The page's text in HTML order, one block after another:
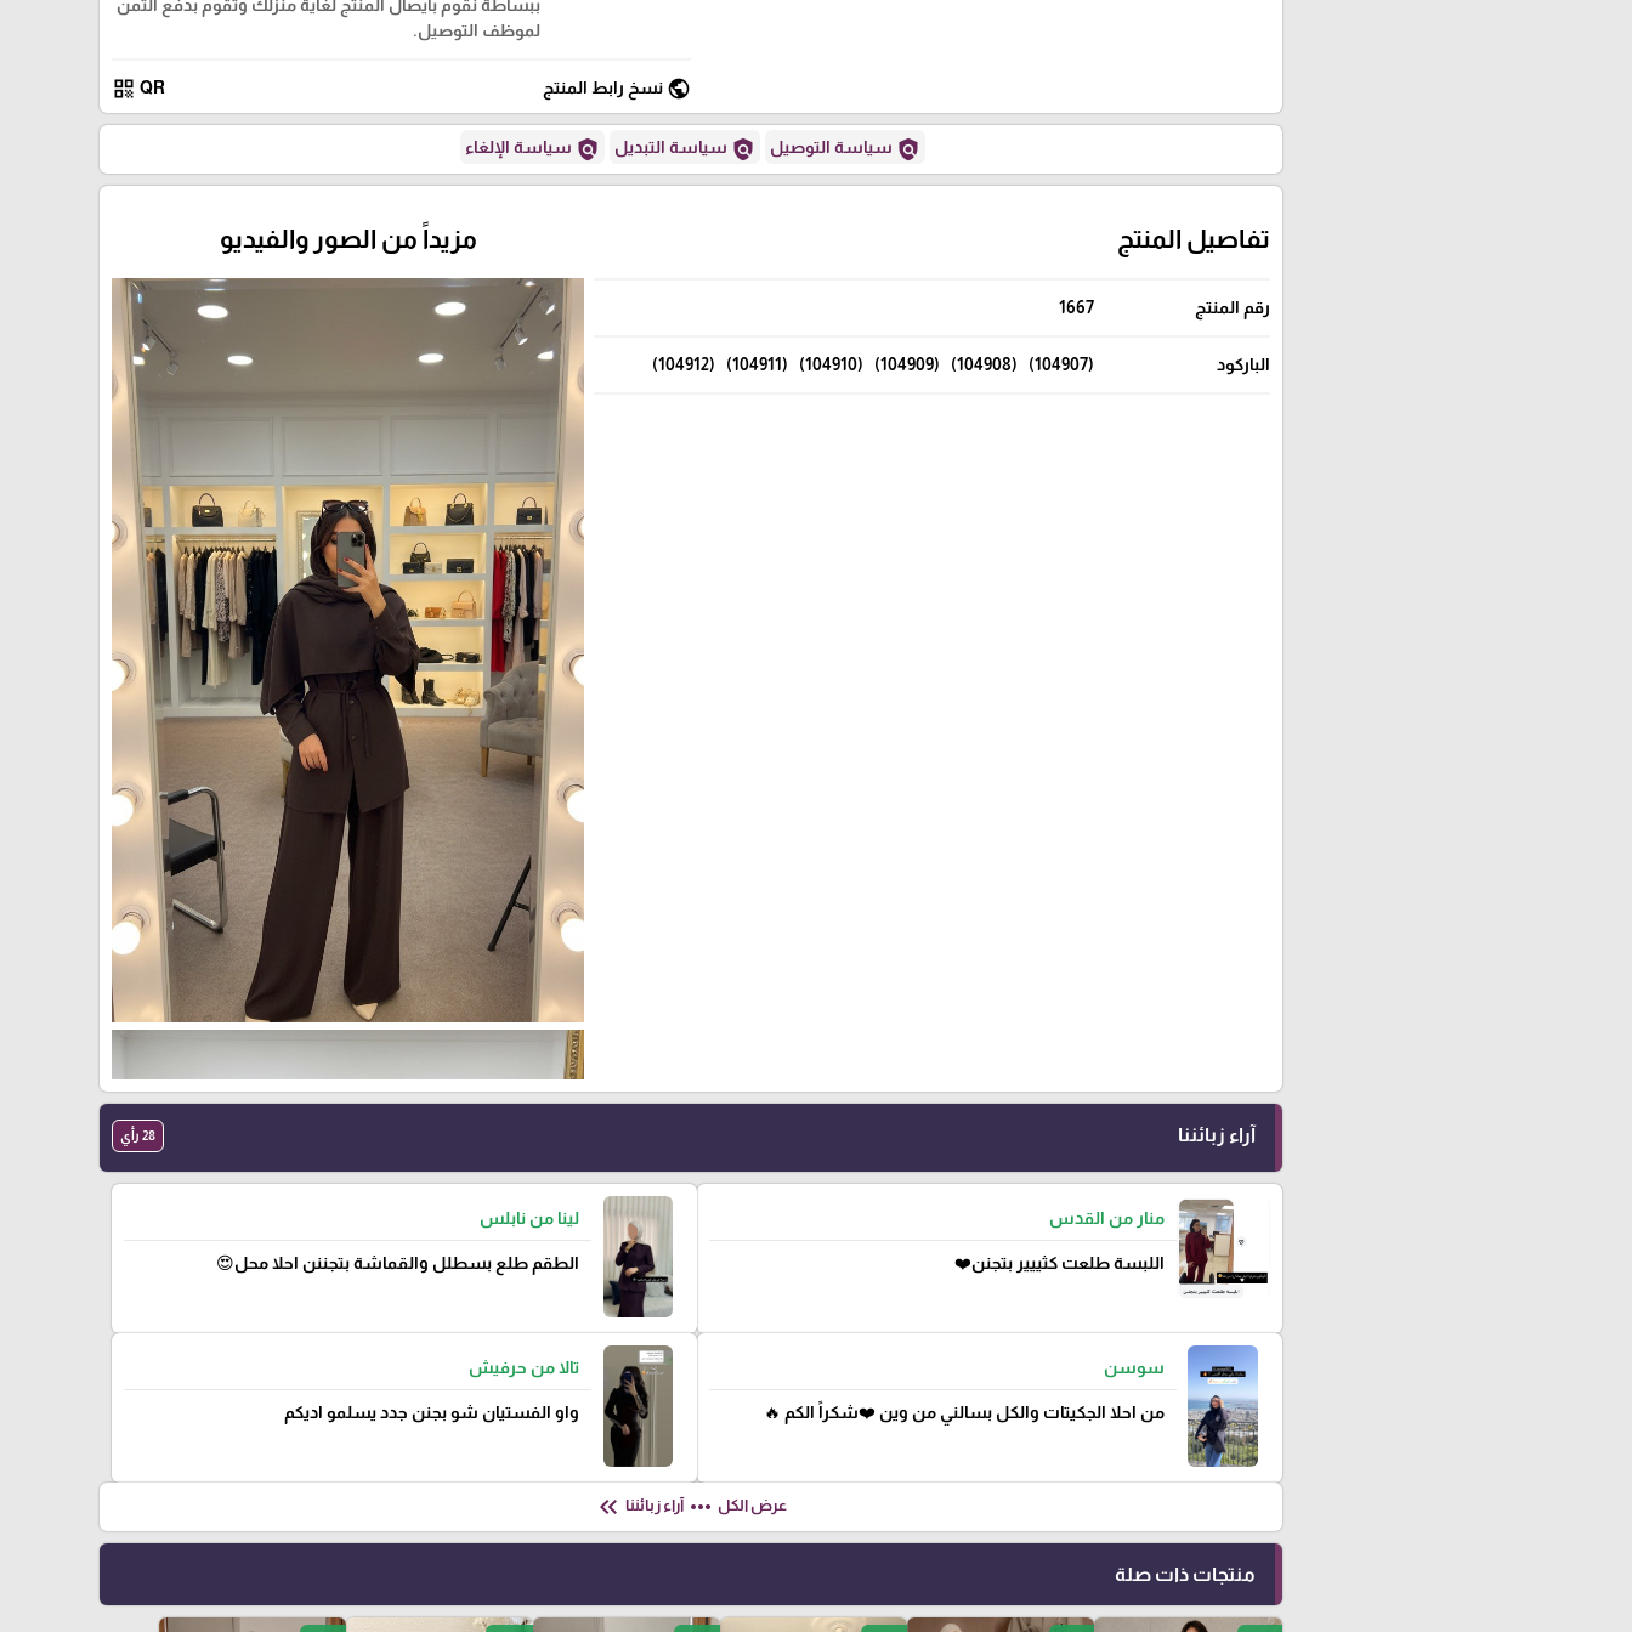
ببساطة نقوم بايصال المنتج لغاية منزلك وتقوم بدفع الثمن
لموظف التوصيل.
public نسخ رابط المنتج QR
qr_code
policy سياسة التوصيل policy سياسة التبديل policy سياسة الإلغاء
تفاصيل المنتج
رقم المنتج 1667
الباركود (104907) (104908) (104909) (104910) (104911) (104912)
مزيداً من الصور والفيديو
آراء زبائننا 28 رأي
منار من القدس
اللبسة طلعت كثييير بتجنن❤️
لينا من نابلس
الطقم طلع بسطلل والقماشة بتجننن احلا محل😍
سوسن
من احلا الجكيتات والكل بسالني من وين ❤️شكراً الكم 🔥
تالا من حرفيش
واو الفستيان شو بجنن جدد يسلمو اديكم
عرض الكل more_horiz آراء زبائننا keyboard_double_arrow_left
منتجات ذات صلة